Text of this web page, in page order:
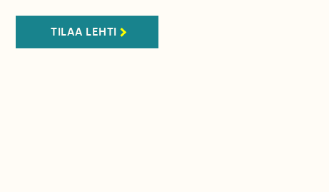
TILAA LEHTI